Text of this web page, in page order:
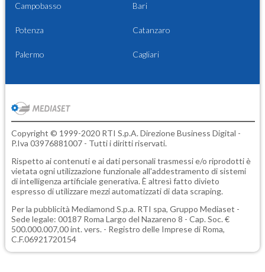
Campobasso Bari
Potenza Catanzaro
Palermo Cagliari
Copyright © 1999-2020 RTI S.p.A. Direzione Business Digital -
P.Iva 03976881007 - Tutti i diritti riservati.
Rispetto ai contenuti e ai dati personali trasmessi e/o riprodotti è
vietata ogni utilizzazione funzionale all'addestramento di sistemi
di intelligenza artificiale generativa. È altresì fatto divieto
espresso di utilizzare mezzi automatizzati di data scraping.
Per la pubblicità Mediamond S.p.a. RTI spa, Gruppo Mediaset -
Sede legale: 00187 Roma Largo del Nazareno 8 - Cap. Soc. €
500.000.007,00 int. vers. - Registro delle Imprese di Roma,
C.F.06921720154